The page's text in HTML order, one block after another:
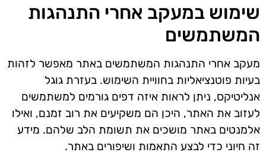
שימוש במעקב אחרי התנהגות
המשתמשים
מעקב אחרי התנהגות המשתמשים באתר מאפשר לזהות
בעיות פוטנציאליות בחוויית השימוש. בעזרת גוגל
אנליטיקס, ניתן לראות איזה דפים גורמים למשתמשים
לעזוב את האתר, היכן הם משקיעים את רוב זמנם, ואילו
אלמנטים באתר מושכים את תשומת הלב שלהם. מידע
זה חיוני כדי לבצע התאמות ושיפורים באתר.